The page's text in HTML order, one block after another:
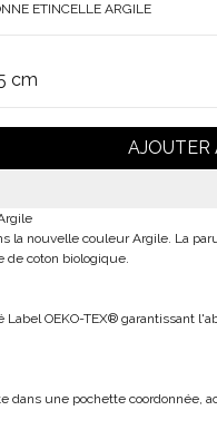
ETINCELLE ARGILE
AJOUTER
la nouvelle couleur Argile. La
de coton biologique.
OEKO-TEX® garantissant
dans une pochette coordonnée,